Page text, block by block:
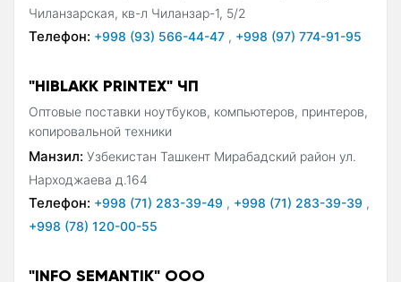
Чиланзарская, кв-л Чиланзар-1, 5/2
Телефон: +998 (93) 566-44-47 , +998 (97) 774-91-95
"HIBLAKK PRINTEX" ЧП
Оптовые поставки ноутбуков, компьютеров, принтеров,
копировальной техники
Манзил: Узбекистан Ташкент Мирабадский район ул.
Нарходжаева д.164
Телефон: +998 (71) 283-39-49 , +998 (71) 283-39-39 ,
+998 (78) 120-00-55
"INFO SEMANTIK" ООО